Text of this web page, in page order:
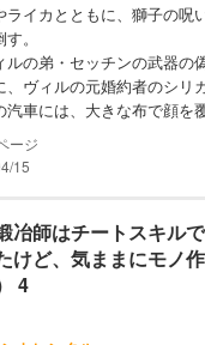
ライカとともに、獅子の呪
。
ルの弟・セッチンの武器
、ヴィルの元婚約者のシリ
汽車には、大きな布で顔を
15
冶師はチートスキル
けど、気ままにモノ
4